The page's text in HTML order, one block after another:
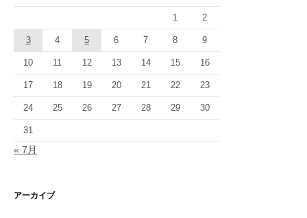
1 2
3 4 5 6 7 8 9
10 11 12 13 14 15 16
17 18 19 20 21 22 23
24 25 26 27 28 29 30
31
« 7月
アーカイブ